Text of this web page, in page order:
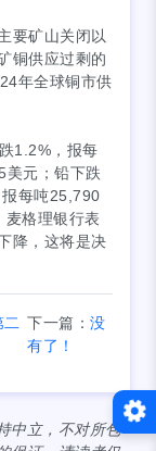
矿山关闭以
铜供应过剩的
年全球铜市供
1.2%，报每
元；铅下跌
每吨25,790
格理银行表
降，这将是决
下一篇：没
有了！
中立，不对所包